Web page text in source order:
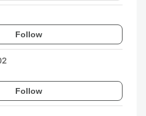
Follow
Follow